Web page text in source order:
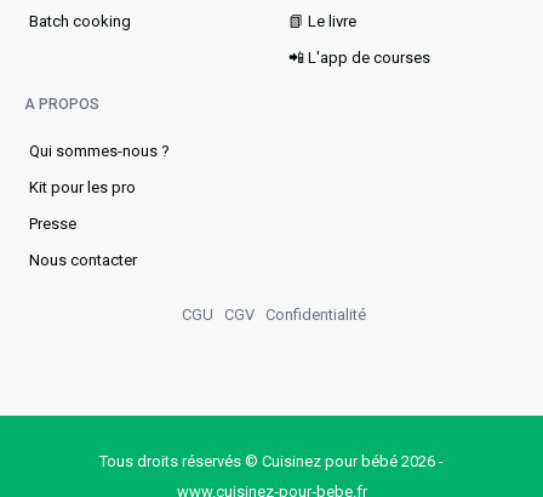
Batch cooking
📗 Le livre
📲 L'app de courses
A PROPOS
Qui sommes-nous ?
Kit pour les pro
Presse
Nous contacter
CGU CGV Confidentialité
Tous droits réservés © Cuisinez pour bébé 2026 -
www.cuisinez‑pour‑bebe.fr